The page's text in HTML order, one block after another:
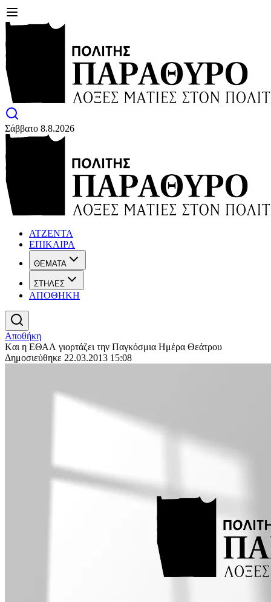
Σάββατο 8.8.2026
ΑΤΖΕΝΤΑ
ΕΠΙΚΑΙΡΑ
ΘΕΜΑΤΑ
ΣΤΗΛΕΣ
ΑΠΟΘΗΚΗ
Αποθήκη
Kαι η ΕΘΑΛ γιορτάζει την Παγκόσμια Ημέρα Θεάτρου
Δημοσιεύθηκε 22.03.2013 15:08